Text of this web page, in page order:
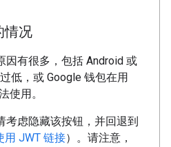
情况
因有很多，包括 Android 或
低，或 Google 钱包在用
使用。
考虑隐藏该按钮，并回退到
用 JWT 链接）。请注意，